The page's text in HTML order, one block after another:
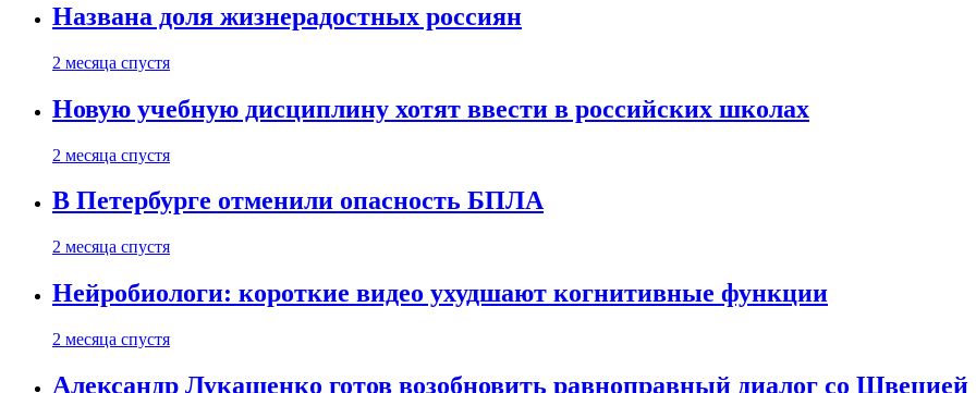
Названа доля жизнерадостных россиян
2 месяца спустя
Новую учебную дисциплину хотят ввести в российских школах
2 месяца спустя
В Петербурге отменили опасность БПЛА
2 месяца спустя
Нейробиологи: короткие видео ухудшают когнитивные функции
2 месяца спустя
Александр Лукашенко готов возобновить равноправный диалог со Швецией